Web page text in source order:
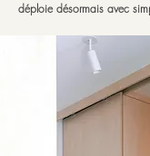
déploie désormais avec